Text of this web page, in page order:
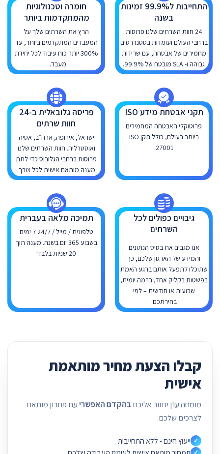
התחייבות ל99.9% זמינות
בשנה
24 חוות השרתים שלנו פרוסות
ברחבי העולם ועומדות בסטנדרטים
מחמירים של אבטחה, עם שרידות
גבוהה ו- SLA מובטח של 99.9%.
חומרה וטכנולוגיות
מהמתקדמות ביותר
הרץ את השרתים שלך על
המעבדים המתקדמים ביותר, עד
300% יותר כוח עיבוד לכל יחידת
מעבד.
תקני אבטחת מידע ISO
פרוטוקלי האבטחה המחמירים
ביותר בעולם, כולל תקן ISO
27001.
פריסה גלובאלית ב-24
חוות שרתים
ישראל, אירופה, ארה״ב, אסיה
ואוסטרליה. חוות השרתים שלנו
פרוסות ברחבי הגלובוס כדי לתת
מענה מותאם אישית לכל צורך.
גיבויים כפולים לכל
השרתים
אנו מגבים את בסיס הנתונים
והמידע של הארגון שלכם, כך
שתוכלו לתפעל אותם ברגע האמת
בפשטות בקליק אחד, ברמה יומית,
שבועית או חודשית – לפי
בחירתכם.
תמיכה מלאה בעברית
טלפונית / מייל / 24/7 7 ימים
בשבוע 365 יום בשנה. מענה תוך
20 שניות בלבד!
קבלו הצעת מחיר מותאמת
אישית
מומחה ענן יחזור אליכםבהקדם האפשרי עם פתרון מותאם
לצרכים שלכם.
✓ ייעוץ חינם - ללא התחייבות
✓